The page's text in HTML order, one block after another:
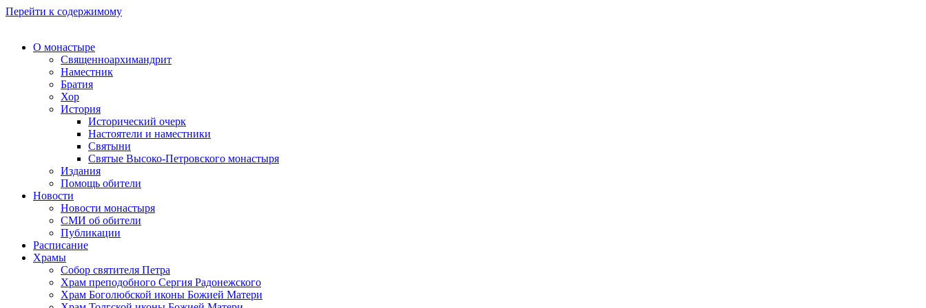
Перейти к содержимому
О монастыре
Священноархимандрит
Наместник
Братия
Хор
История
Исторический очерк
Настоятели и наместники
Святыни
Святые Высоко-Петровского монастыря
Издания
Помощь обители
Новости
Новости монастыря
СМИ об обители
Публикации
Расписание
Храмы
Собор святителя Петра
Храм преподобного Сергия Радонежского
Храм Боголюбской иконы Божией Матери